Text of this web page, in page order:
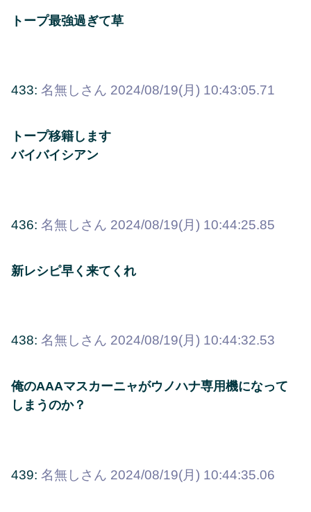
トープ最強過ぎて草
433: 名無しさん 2024/08/19(月) 10:43:05.71
トープ移籍します
バイバイシアン
436: 名無しさん 2024/08/19(月) 10:44:25.85
新レシピ早く来てくれ
438: 名無しさん 2024/08/19(月) 10:44:32.53
俺のAAAマスカーニャがウノハナ専用機になって
しまうのか？
439: 名無しさん 2024/08/19(月) 10:44:35.06